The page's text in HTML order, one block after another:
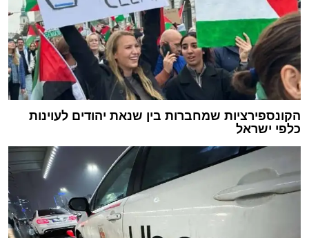
הקונספירציות שמחברות בין שנאת יהודים לעוינות
כלפי ישראל